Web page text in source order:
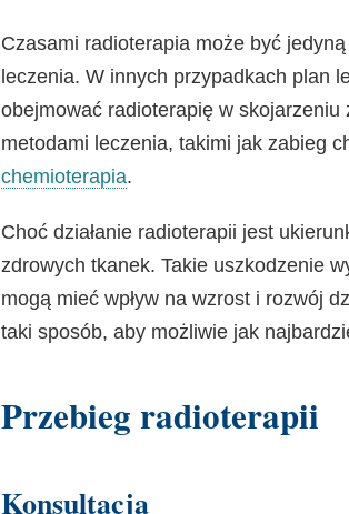
Czasami radioterapia może być
leczenia. W innych przypadkach plan
obejmować radioterapię w skojarzeniu
metodami leczenia, takimi jak zabieg
chemioterapia.
Choć działanie radioterapii jest
zdrowych tkanek. Takie uszkodzenie
mogą mieć wpływ na wzrost i rozwój
taki sposób, aby możliwie jak
Przebieg radioterapii
Konsultacja